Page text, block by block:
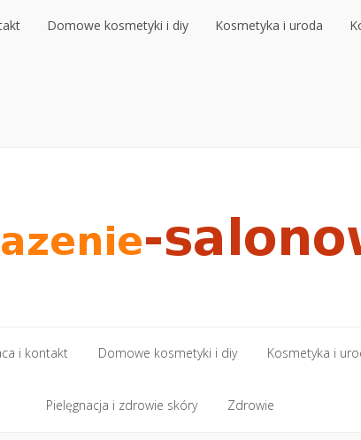
Domowe kosmetyki i diy Kosmetyka i uroda
i kontakt
i kontakt
Domowe kosmetyki i diy
Domowe kosmetyki i diy
Kosmetyka i
Kosmetyka i
Pielęgnacja i zdrowie skóry Zdrowie